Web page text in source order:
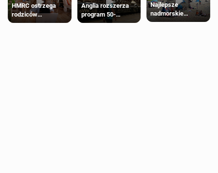
HMRC ostrzega
rodziców
pobierających Child
Anglia rozszerza
program 50-
procentowych
Najlepsze
nadmorskie
miasteczko blisko